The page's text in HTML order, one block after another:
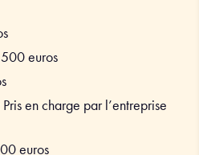
euros
Pris en charge par l’entreprise
euros